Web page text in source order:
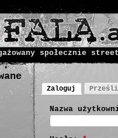
społecznie
Zaloguj
Nazwa